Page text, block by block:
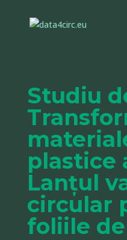
Studiu
plastice
Lanțul
circular
foliile